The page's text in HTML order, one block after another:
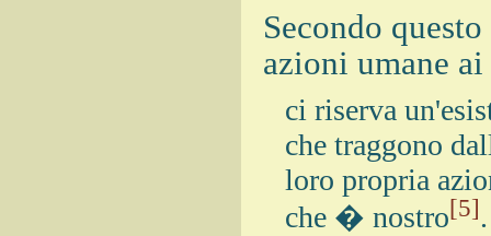
Secondo
azioni umane
ci riserva
che traggono
loro propria
che � nostro[5].